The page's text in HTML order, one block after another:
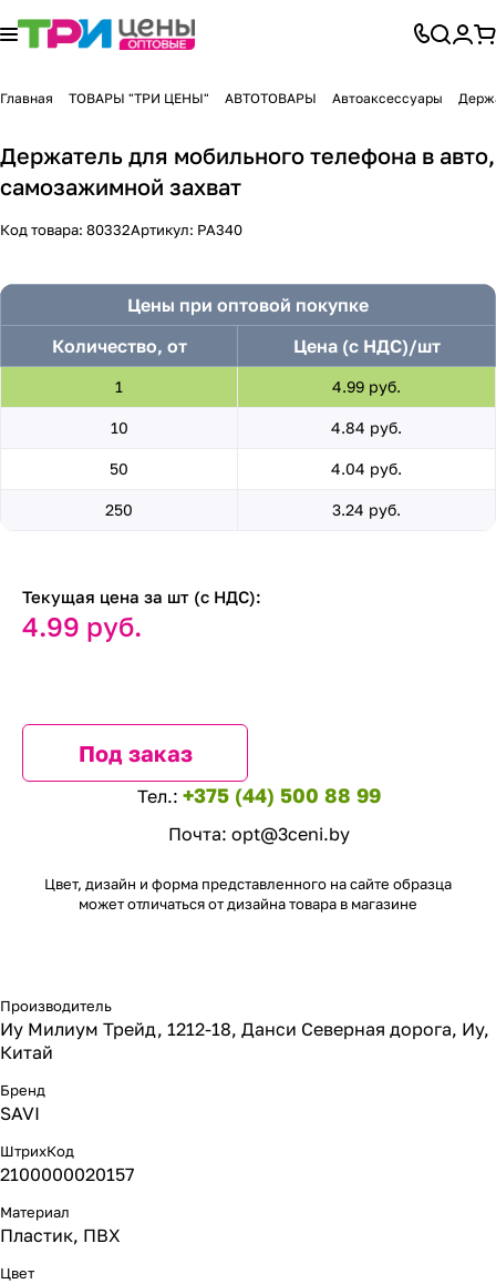
Главная ТОВАРЫ "ТРИ ЦЕНЫ" АВТОТОВАРЫ Автоаксессуары
Держатель для мобильного телефона в авто,
самозажимной захват
Код товара: 80332Артикул: PA340
Цены при оптовой покупке
Количество, от
Цена (с НДС)/шт
1 4.99 руб.
10 4.84 руб.
50 4.04 руб.
250 3.24 руб.
Текущая цена за шт (с НДС):
4.99 руб.
Под заказ
Тел.: +375 (44) 500 88 99
Почта: opt@3ceni.by
Цвет, дизайн и форма представленного на сайте образца
может отличаться от дизайна товара в магазине
Производитель
Иу Милиум Трейд, 1212-18, Данси Северная дорога, Иу,
Китай
Бренд
SAVI
ШтрихКод
2100000020157
Материал
Пластик, ПВХ
Цвет